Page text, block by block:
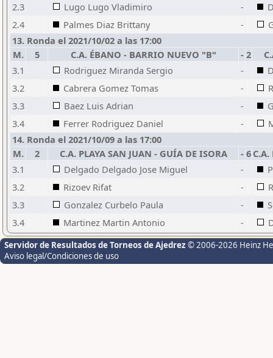
2.3
Lugo Lugo Vladimiro -
2.4
Palmes Diaz Brittany -
13. Ronda el 2021/10/02 a las 17:00
M.
5 C.A. ÉBANO - BARRIO NUEVO "B" - 2
3.1
Rodriguez Miranda Sergio -
3.2
Cabrera Gomez Tomas -
3.3
Baez Luis Adrian -
3.4
Ferrer Rodriguez Daniel -
14. Ronda el 2021/10/09 a las 17:00
M.
2 C.A. PLAYA SAN JUAN - GUÍA DE ISORA - 6 C.A.
3.1
Delgado Delgado Jose Miguel -
3.2
Rizoev Rifat -
3.3
Gonzalez Curbelo Paula -
3.4
Martinez Martin Antonio -
Servidor de Resultados de Torneos de Ajedrez © 2006-2026 Heinz
Aviso legal/Condiciones de uso